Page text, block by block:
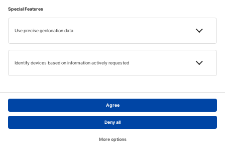
Ce caracteristici are Blue Lagoon?
Care sunt facilitățile de la Mellieha Bay?
Cum este atmosfera de la St. Peter's Pool?